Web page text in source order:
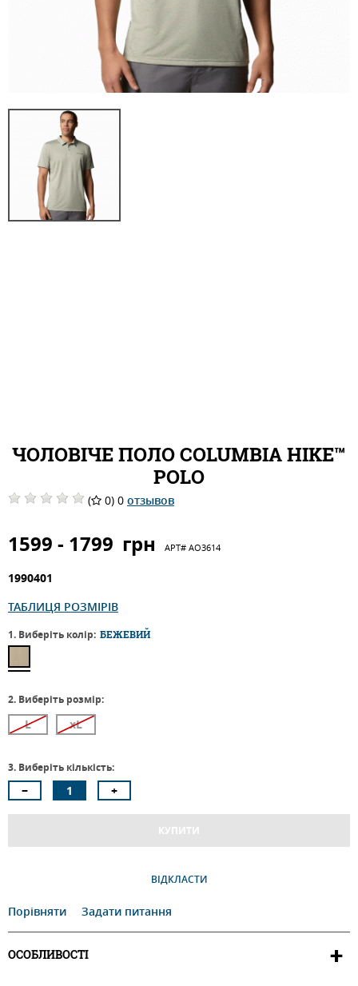
ЧОЛОВІЧЕ ПОЛО COLUMBIA HIKE™
POLO
( 0) 0 отзывов
1599 - 1799 грн АРТ# AO3614
1990401
ТАБЛИЦЯ РОЗМІРІВ
1. Виберіть колір: БЕЖЕВИЙ
2. Виберіть розмір:
L xL
3. Виберіть кількість:
КУПИТИ
ВІДКЛАСТИ
Порівняти Задати питання
ОСОБЛИВОСТІ